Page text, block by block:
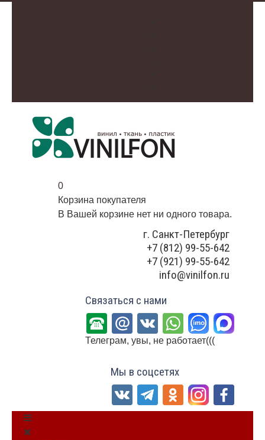
0
Корзина покупателя
В Вашей корзине нет ни одного товара.
г. Санкт-Петербург
+7 (812) 99-55-642
+7 (921) 99-55-642
info@vinilfon.ru
Связаться с нами
Телеграм, увы, не работает(((
Мы в соцсетях